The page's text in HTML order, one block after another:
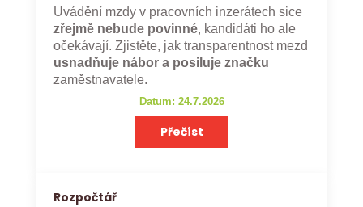
Uvádění mzdy v pracovních inzerátech sice
zřejmě nebude povinné, kandidáti ho ale
očekávají. Zjistěte, jak transparentnost mezd
usnadňuje nábor a posiluje značku
zaměstnavatele.
Datum: 24.7.2026
Přečíst
Rozpočtář